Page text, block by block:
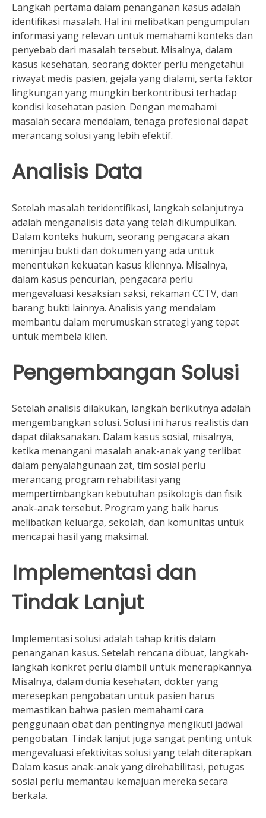
Langkah pertama dalam penanganan kasus adalah
identifikasi masalah. Hal ini melibatkan pengumpulan
informasi yang relevan untuk memahami konteks dan
penyebab dari masalah tersebut. Misalnya, dalam
kasus kesehatan, seorang dokter perlu mengetahui
riwayat medis pasien, gejala yang dialami, serta faktor
lingkungan yang mungkin berkontribusi terhadap
kondisi kesehatan pasien. Dengan memahami
masalah secara mendalam, tenaga profesional dapat
merancang solusi yang lebih efektif.
Analisis Data
Setelah masalah teridentifikasi, langkah selanjutnya
adalah menganalisis data yang telah dikumpulkan.
Dalam konteks hukum, seorang pengacara akan
meninjau bukti dan dokumen yang ada untuk
menentukan kekuatan kasus kliennya. Misalnya,
dalam kasus pencurian, pengacara perlu
mengevaluasi kesaksian saksi, rekaman CCTV, dan
barang bukti lainnya. Analisis yang mendalam
membantu dalam merumuskan strategi yang tepat
untuk membela klien.
Pengembangan Solusi
Setelah analisis dilakukan, langkah berikutnya adalah
mengembangkan solusi. Solusi ini harus realistis dan
dapat dilaksanakan. Dalam kasus sosial, misalnya,
ketika menangani masalah anak-anak yang terlibat
dalam penyalahgunaan zat, tim sosial perlu
merancang program rehabilitasi yang
mempertimbangkan kebutuhan psikologis dan fisik
anak-anak tersebut. Program yang baik harus
melibatkan keluarga, sekolah, dan komunitas untuk
mencapai hasil yang maksimal.
Implementasi dan
Tindak Lanjut
Implementasi solusi adalah tahap kritis dalam
penanganan kasus. Setelah rencana dibuat, langkah-
langkah konkret perlu diambil untuk menerapkannya.
Misalnya, dalam dunia kesehatan, dokter yang
meresepkan pengobatan untuk pasien harus
memastikan bahwa pasien memahami cara
penggunaan obat dan pentingnya mengikuti jadwal
pengobatan. Tindak lanjut juga sangat penting untuk
mengevaluasi efektivitas solusi yang telah diterapkan.
Dalam kasus anak-anak yang direhabilitasi, petugas
sosial perlu memantau kemajuan mereka secara
berkala.